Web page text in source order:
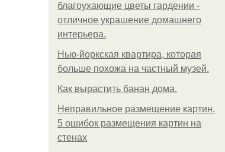
благоухающие цветы гардении -
отличное украшение домашнего
интерьера.
Нью-йоркская квартира, которая
больше похожа на частный музей.
Как вырастить банан дома.
Неправильное размещение картин.
5 ошибок размещения картин на
стенах